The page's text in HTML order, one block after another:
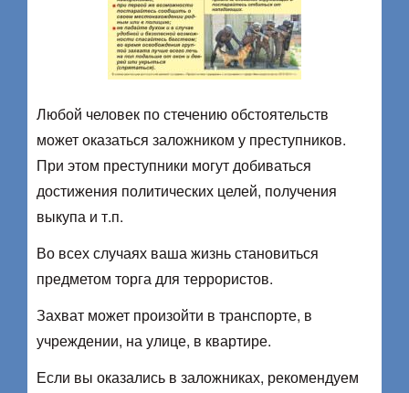
Любой человек по стечению обстоятельств
может оказаться заложником у преступников.
При этом преступники могут добиваться
достижения политических целей, получения
выкупа и т.п.
Во всех случаях ваша жизнь становиться
предметом торга для террористов.
Захват может произойти в транспорте, в
учреждении, на улице, в квартире.
Если вы оказались в заложниках, рекомендуем